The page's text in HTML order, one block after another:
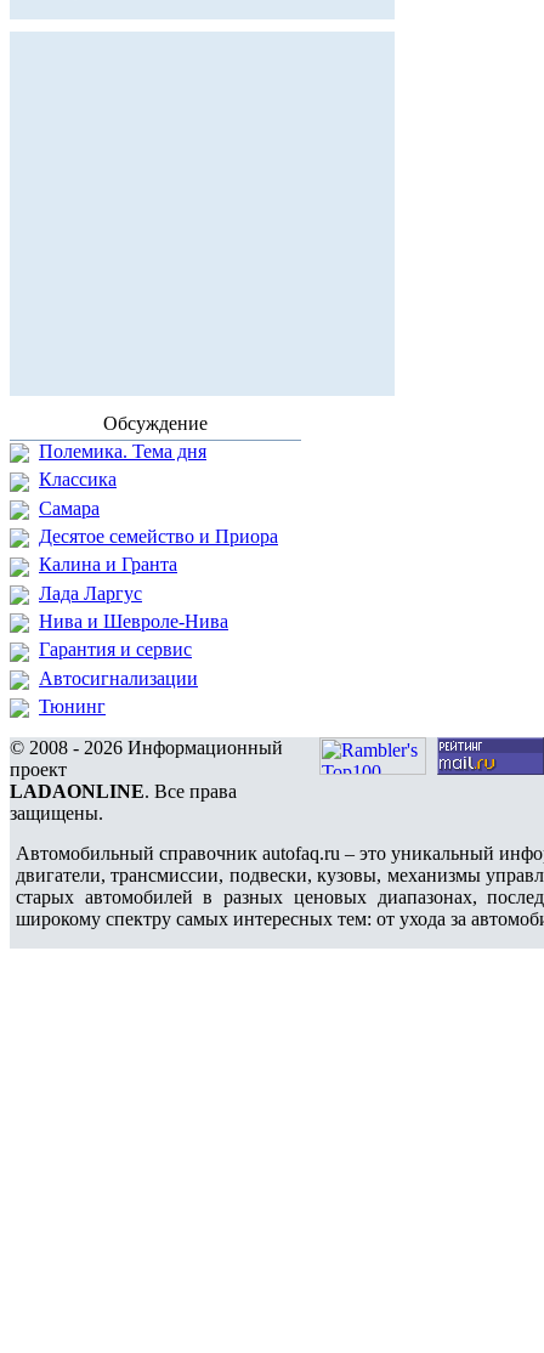
Обсуждение
Полемика. Тема дня
Классика
Самара
Десятое семейство и Приора
Калина и Гранта
Лада Ларгус
Нива и Шевроле-Нива
Гарантия и сервис
Автосигнализации
Тюнинг
© 2008 - 2026 Информационный
проект
LADAONLINE. Все права
защищены.
Автомобильный справочник autofaq.ru – это уникальный
двигатели, трансмиссии, подвески, кузовы, механизмы
старых автомобилей в разных ценовых диапазонах,
широкому спектру самых интересных тем: от ухода за